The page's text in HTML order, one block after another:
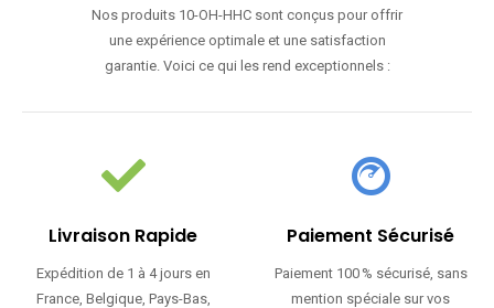
Nos produits 10-OH-HHC sont conçus pour offrir
une expérience optimale et une satisfaction
garantie. Voici ce qui les rend exceptionnels :
Livraison Rapide
Expédition de 1 à 4 jours en
France, Belgique, Pays-Bas,
Paiement Sécurisé
Paiement 100 % sécurisé, sans
mention spéciale sur vos